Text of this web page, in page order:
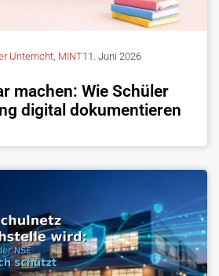
Unterricht MINT11. Juni 2026
machen: Wie Schüler
digital dokumentieren